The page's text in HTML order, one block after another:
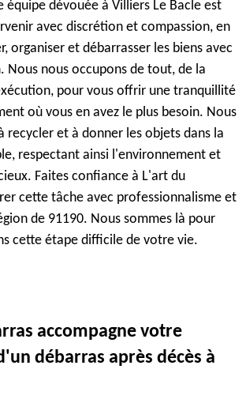
équipe dévouée à Villiers Le Bacle est
avec discrétion et compassion, en
organiser et débarrasser les biens avec
Nous nous occupons de tout, de la
pour vous offrir une tranquillité
où vous en avez le plus besoin. Nous
recycler et à donner les objets dans la
respectant ainsi l'environnement et
Faites confiance à L'art du
cette tâche avec professionnalisme et
de 91190. Nous sommes là pour
cette étape difficile de votre vie.
accompagne votre
débarras après décès à